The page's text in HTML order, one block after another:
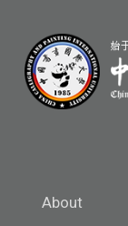
About